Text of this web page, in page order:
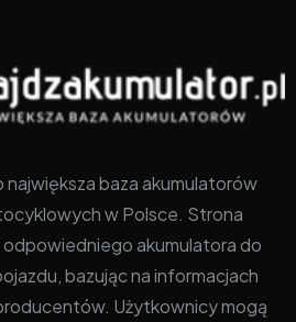
baza akumulatorów
w Polsce. Strona
odpowiedniego akumulatora do
bazując na informacjach
Użytkownicy mogą